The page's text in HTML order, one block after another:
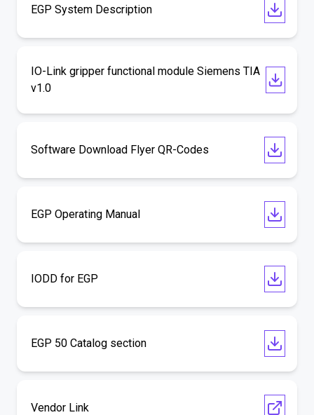
EGP System Description
IO-Link gripper functional module Siemens TIA
v1.0
Software Download Flyer QR-Codes
EGP Operating Manual
IODD for EGP
EGP 50 Catalog section
Vendor Link